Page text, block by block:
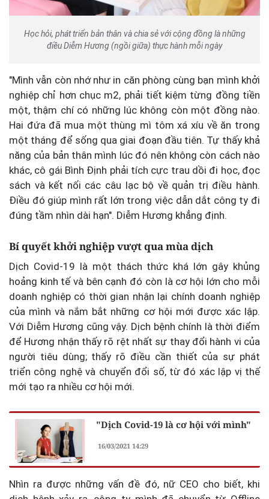
Học hỏi, phát triển bản thân và chia sẻ với cộng đồng là những
điều Diễm Hương (ngồi giữa) thực hành mỗi ngày
"Mình vẫn còn nhớ như in căn phòng cùng bạn mình khởi
nghiệp chỉ hơn chục m2, phải tiết kiệm từng đồng tiền
một, thậm chí có những lúc không còn một đồng nào.
Hai đứa đã mua một thùng mì tôm xá xíu về ăn trong
một tháng để sống qua giai đoạn đầu tiên. Tự thấy khả
năng của bản thân mình lúc đó nên không còn cách nào
khác, cô gái Bình Định phải tích cực trau dồi đi học, đọc
sách và kết nối các câu lạc bộ về quản trị điều hành.
Điều đó giúp mình rất lớn trong việc dẫn dắt công ty đi
đúng tầm nhìn dài hạn". Diễm Hương khẳng định.
Bí quyết khởi nghiệp vượt qua mùa dịch
Dịch Covid-19 là một thách thức khá lớn gây khủng
hoảng kinh tế và bên cạnh đó còn là cơ hội lớn cho mỗi
doanh nghiệp có thời gian nhận lại chính doanh nghiệp
của mình và nắm bắt những cơ hội mới được xác lập.
Với Diễm Hương cũng vậy. Dịch bệnh chính là thời điểm
để Hương nhận thấy rõ rệt nhất sự thay đổi hành vi của
người tiêu dùng; thấy rõ điều cần thiết của sự phát
triển công nghệ và chuyển đổi số, từ đó xác lập vị thế
mới tạo ra nhiều cơ hội mới.
"Dịch Covid-19 là cơ hội với mình"
16/03/2021 14:29
Nhìn ra được những vấn đề đó, nữ CEO cho biết, khi